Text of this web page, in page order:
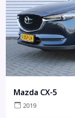
Mazda CX-5
2019